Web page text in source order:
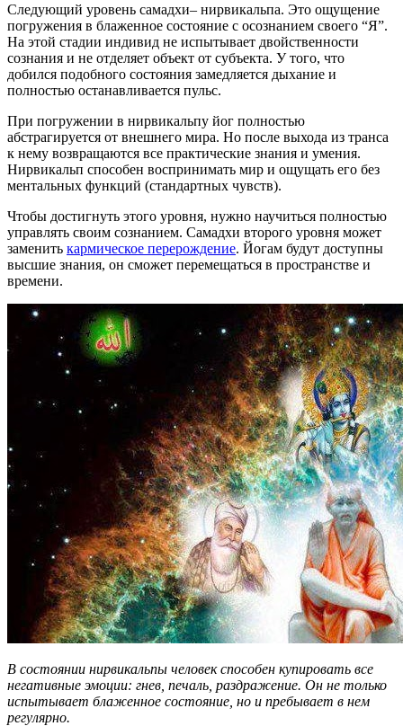
Следующий уровень самадхи– нирвикальпа. Это ощущение
погружения в блаженное состояние с осознанием своего “Я”.
На этой стадии индивид не испытывает двойственности
сознания и не отделяет объект от субъекта. У того, что
добился подобного состояния замедляется дыхание и
полностью останавливается пульс.
При погружении в нирвикальпу йог полностью
абстрагируется от внешнего мира. Но после выхода из транса
к нему возвращаются все практические знания и умения.
Нирвикальп способен воспринимать мир и ощущать его без
ментальных функций (стандартных чувств).
Чтобы достигнуть этого уровня, нужно научиться полностью
управлять своим сознанием. Самадхи второго уровня может
заменить кармическое перерождение. Йогам будут доступны
высшие знания, он сможет перемещаться в пространстве и
времени.
В состоянии нирвикальпы человек способен купировать все
негативные эмоции: гнев, печаль, раздражение. Он не только
испытывает блаженное состояние, но и пребывает в нем
регулярно.